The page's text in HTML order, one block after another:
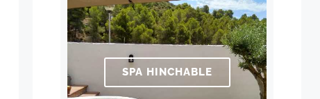
SPA HINCHABLE